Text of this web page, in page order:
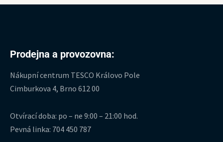
Prodejna a provozovna:
Nákupní centrum TESCO Královo Pole
Cimburkova 4, Brno 612 00
Otvírací doba: po – ne 9:00 – 21:00 hod.
Pevná linka: 704 450 787